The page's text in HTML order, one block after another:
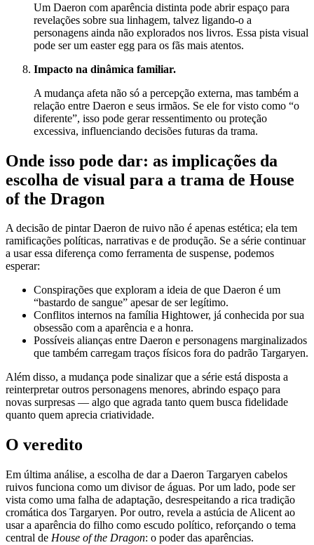
Um Daeron com aparência distinta pode abrir espaço para
revelações sobre sua linhagem, talvez ligando-o a
personagens ainda não explorados nos livros. Essa pista visual
pode ser um easter egg para os fãs mais atentos.
Impacto na dinâmica familiar.
A mudança afeta não só a percepção externa, mas também a
relação entre Daeron e seus irmãos. Se ele for visto como “o
diferente”, isso pode gerar ressentimento ou proteção
excessiva, influenciando decisões futuras da trama.
Onde isso pode dar: as implicações da
escolha de visual para a trama de House
of the Dragon
A decisão de pintar Daeron de ruivo não é apenas estética; ela tem
ramificações políticas, narrativas e de produção. Se a série continuar
a usar essa diferença como ferramenta de suspense, podemos
esperar:
Conspirações que exploram a ideia de que Daeron é um
“bastardo de sangue” apesar de ser legítimo.
Conflitos internos na família Hightower, já conhecida por sua
obsessão com a aparência e a honra.
Possíveis alianças entre Daeron e personagens marginalizados
que também carregam traços físicos fora do padrão Targaryen.
Além disso, a mudança pode sinalizar que a série está disposta a
reinterpretar outros personagens menores, abrindo espaço para
novas surpresas — algo que agrada tanto quem busca fidelidade
quanto quem aprecia criatividade.
O veredito
Em última análise, a escolha de dar a Daeron Targaryen cabelos
ruivos funciona como um divisor de águas. Por um lado, pode ser
vista como uma falha de adaptação, desrespeitando a rica tradição
cromática dos Targaryen. Por outro, revela a astúcia de Alicent ao
usar a aparência do filho como escudo político, reforçando o tema
central de House of the Dragon: o poder das aparências.